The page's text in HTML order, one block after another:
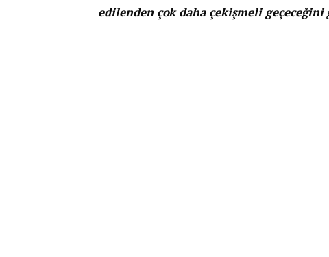
edilenden çok daha çekişmeli geçeceğini